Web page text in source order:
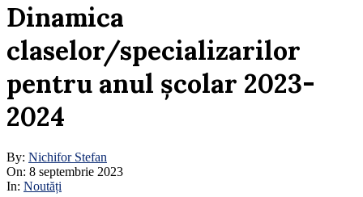
Dinamica
claselor/specializarilor
pentru anul școlar 2023-
2024
By: Nichifor Stefan
On: 8 septembrie 2023
In: Noutăți